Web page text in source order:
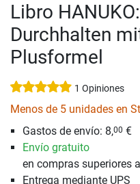
Libro
Durchhalten
Plusformel
1 Opiniones
Menos de 5 unidades en
Gastos de envío: 8,00 €
Envío gratuito
en compras superiores
Entrega mediante UPS